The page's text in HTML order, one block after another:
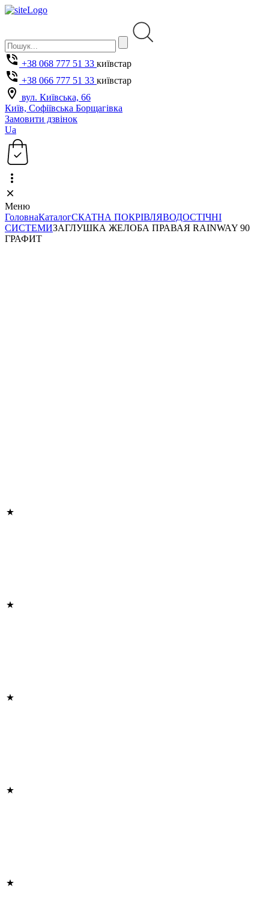
+38 068 777 51 33 київстар
+38 066 777 51 33 київстар
вул. Київська, 66
Київ, Софіївська Борщагівка
Замовити дзвінок
Ua
Меню
ГоловнаКаталогСКАТНА ПОКРІВЛЯВОДОСТІЧНІ
СИСТЕМИЗАГЛУШКА ЖЕЛОБА ПРАВАЯ RAINWAY 90
ГРАФИТ